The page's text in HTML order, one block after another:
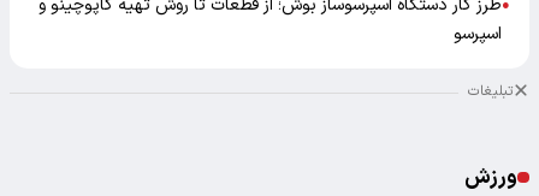
●طرز کار دستگاه اسپرسوساز بوش؛ از قطعات تا روش تهیه کاپوچینو و
اسپرسو
تبلیغات
ورزش